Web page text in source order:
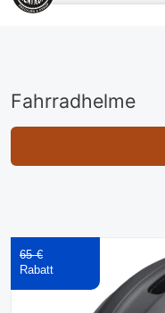
Fahrradhelme
65 €